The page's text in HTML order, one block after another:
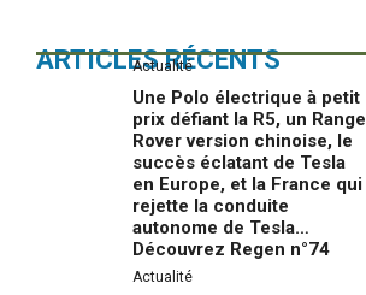
ARTICLES RÉCENTS
Actualité
Une Polo électrique à petit
prix défiant la R5, un Range
Rover version chinoise, le
succès éclatant de Tesla
en Europe, et la France qui
rejette la conduite
autonome de Tesla…
Découvrez Regen n°74
Actualité